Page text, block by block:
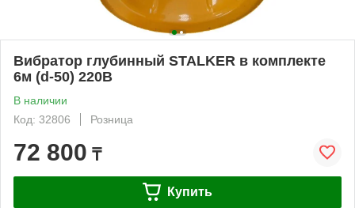
Вибратор глубинный STALKER в комплекте
6м (d-50) 220В
В наличии
Код: 32806
Розница
72 800 ₸
Купить